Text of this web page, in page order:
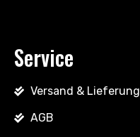
Service
Versand & Lieferung
AGB